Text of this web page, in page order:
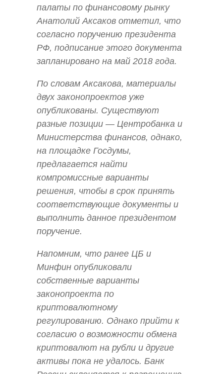
палаты по финансовому рынку
Анатолий Аксаков отметил, что
согласно поручению президента
РФ, подписание этого документа
запланировано на май 2018 года.
По словам Аксакова, материалы
двух законопроектов уже
опубликованы. Существуют
разные позиции — Центробанка и
Министерства финансов, однако,
на площадке Госдумы,
предлагается найти
компромиссные варианты
решения, чтобы в срок принять
соответствующие документы и
выполнить данное президентом
поручение.
Напомним, что ранее ЦБ и
Минфин опубликовали
собственные варианты
законопроекта по
криптовалютному
регулированию. Однако прийти к
согласию о возможности обмена
криптовалют на рубли и другие
активы пока не удалось. Банк